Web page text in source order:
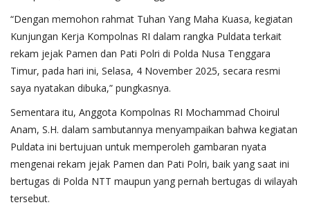
“Dengan memohon rahmat Tuhan Yang Maha Kuasa, kegiatan
Kunjungan Kerja Kompolnas RI dalam rangka Puldata terkait
rekam jejak Pamen dan Pati Polri di Polda Nusa Tenggara
Timur, pada hari ini, Selasa, 4 November 2025, secara resmi
saya nyatakan dibuka,” pungkasnya.
Sementara itu, Anggota Kompolnas RI Mochammad Choirul
Anam, S.H. dalam sambutannya menyampaikan bahwa kegiatan
Puldata ini bertujuan untuk memperoleh gambaran nyata
mengenai rekam jejak Pamen dan Pati Polri, baik yang saat ini
bertugas di Polda NTT maupun yang pernah bertugas di wilayah
tersebut.